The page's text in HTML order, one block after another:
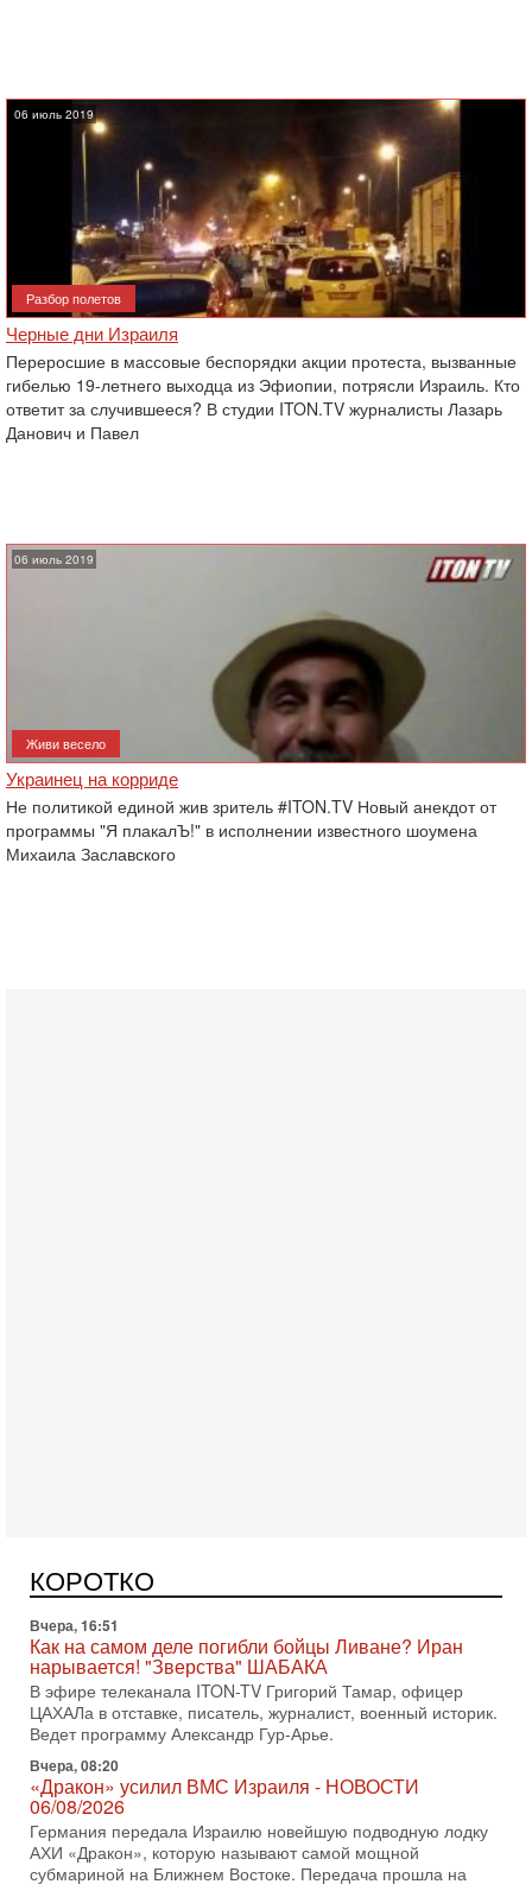
06 июль 2019
Разбор полетов
Черные дни Израиля
Переросшие в массовые беспорядки акции протеста, вызванные
гибелью 19-‎летнего выходца из Эфиопии, потрясли Израиль. Кто
ответит за случившееся? В ‎студии ITON.TV журналисты Лазарь
Данович и Павел
06 июль 2019
Живи весело
Украинец на корриде
Не политикой единой жив зритель #ITON.TV Новый анекдот от
программы "Я плакалЪ!" в исполнении известного шоумена
Михаила Заславского
КОРОТКО
ЦАХАЛа в отставке, писатель, журналист, военный историк.
Ведет программу Александр Гур-Арье.
Вчера, 08:20
«Дракон» усилил ВМС Израиля - НОВОСТИ
06/08/2026
Германия передала Израилю новейшую подводную лодку
АХИ «Дракон», которую называют самой мощной
субмариной на Ближнем Востоке. Передача прошла на
5-08-2026, 18:16
Сколько ещё Нетаниягу продержится у власти?
«Нетаниягу вечен?» — почему предстоящие выборы в
Израиле могут стать самыми интригующими? Биньямин
Нетаниягу снова уверенно заявляет, что победа на